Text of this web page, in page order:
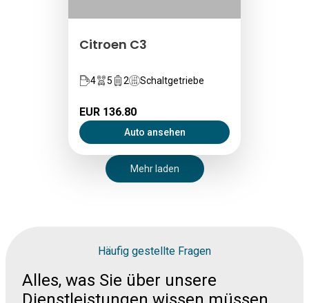
Citroen C3
4 5 2 Schaltgetriebe
EUR 136.80
Auto ansehen
Mehr laden
Häufig gestellte Fragen
Alles, was Sie über unsere